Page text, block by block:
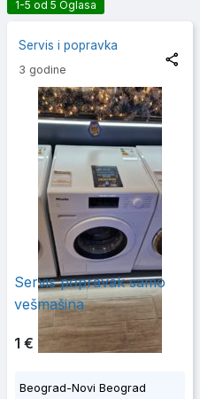
1-5 od 5 Oglasa
Servis i popravka
3 godine
Servis popravak samo
vešmašina
1 €
Beograd-Novi Beograd